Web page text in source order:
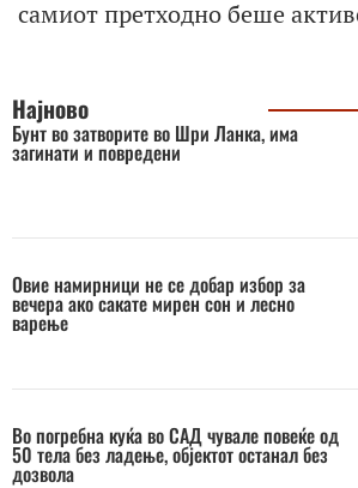
самиот претходно беше
Најново
Бунт во затворите во Шри Ланка, има
загинати и повредени
Овие намирници не се добар избор за
вечера ако сакате мирен сон и лесно
варење
Во погребна куќа во САД чувале повеќе од
50 тела без ладење, објектот останал без
дозвола